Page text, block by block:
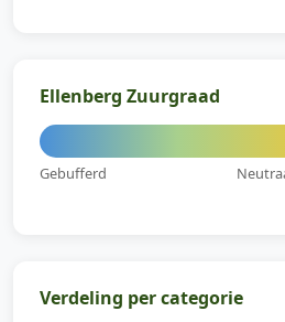
Ellenberg Zuurgraad
Gebufferd
Verdeling per categorie